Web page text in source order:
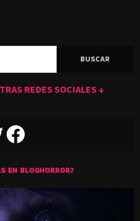
REDES SOCIALES ↓
FACEBOOK
EN BLOGHORROR?